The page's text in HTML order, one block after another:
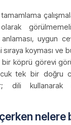
uygun
koyması ve
köprü görevi
tek bir doğru
dili kullanarak
nelere